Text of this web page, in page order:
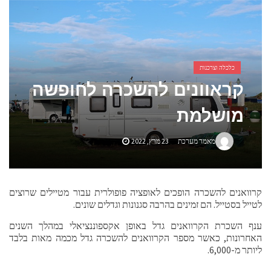
אביזרים ומתנות לגבר שאוהב להיות בשטח
אשפוז פסיכיאטרי ביתי: הגישה הדיסקרטית שמשנה את כללי המשחק בבריאות הנפש
כלכלה וצרכנות
קראוונים להשכרה לחופשה
מושלמת
מאמר מערכת 23 מרץ, 2022
קרוואנים להשכרה הופכים לאופציה פופולרית עבור מטיילים שרוצים
לטייל בסטייל. הם זמינים בהרבה סגנונות וגדלים שונים.
ענף השכרת הקרוואנים גדל באופן אקספוננציאלי במהלך השנים
האחרונות, כאשר מספר הקרוואנים להשכרה גדל מכמה מאות בלבד
ליותר מ-6,000.